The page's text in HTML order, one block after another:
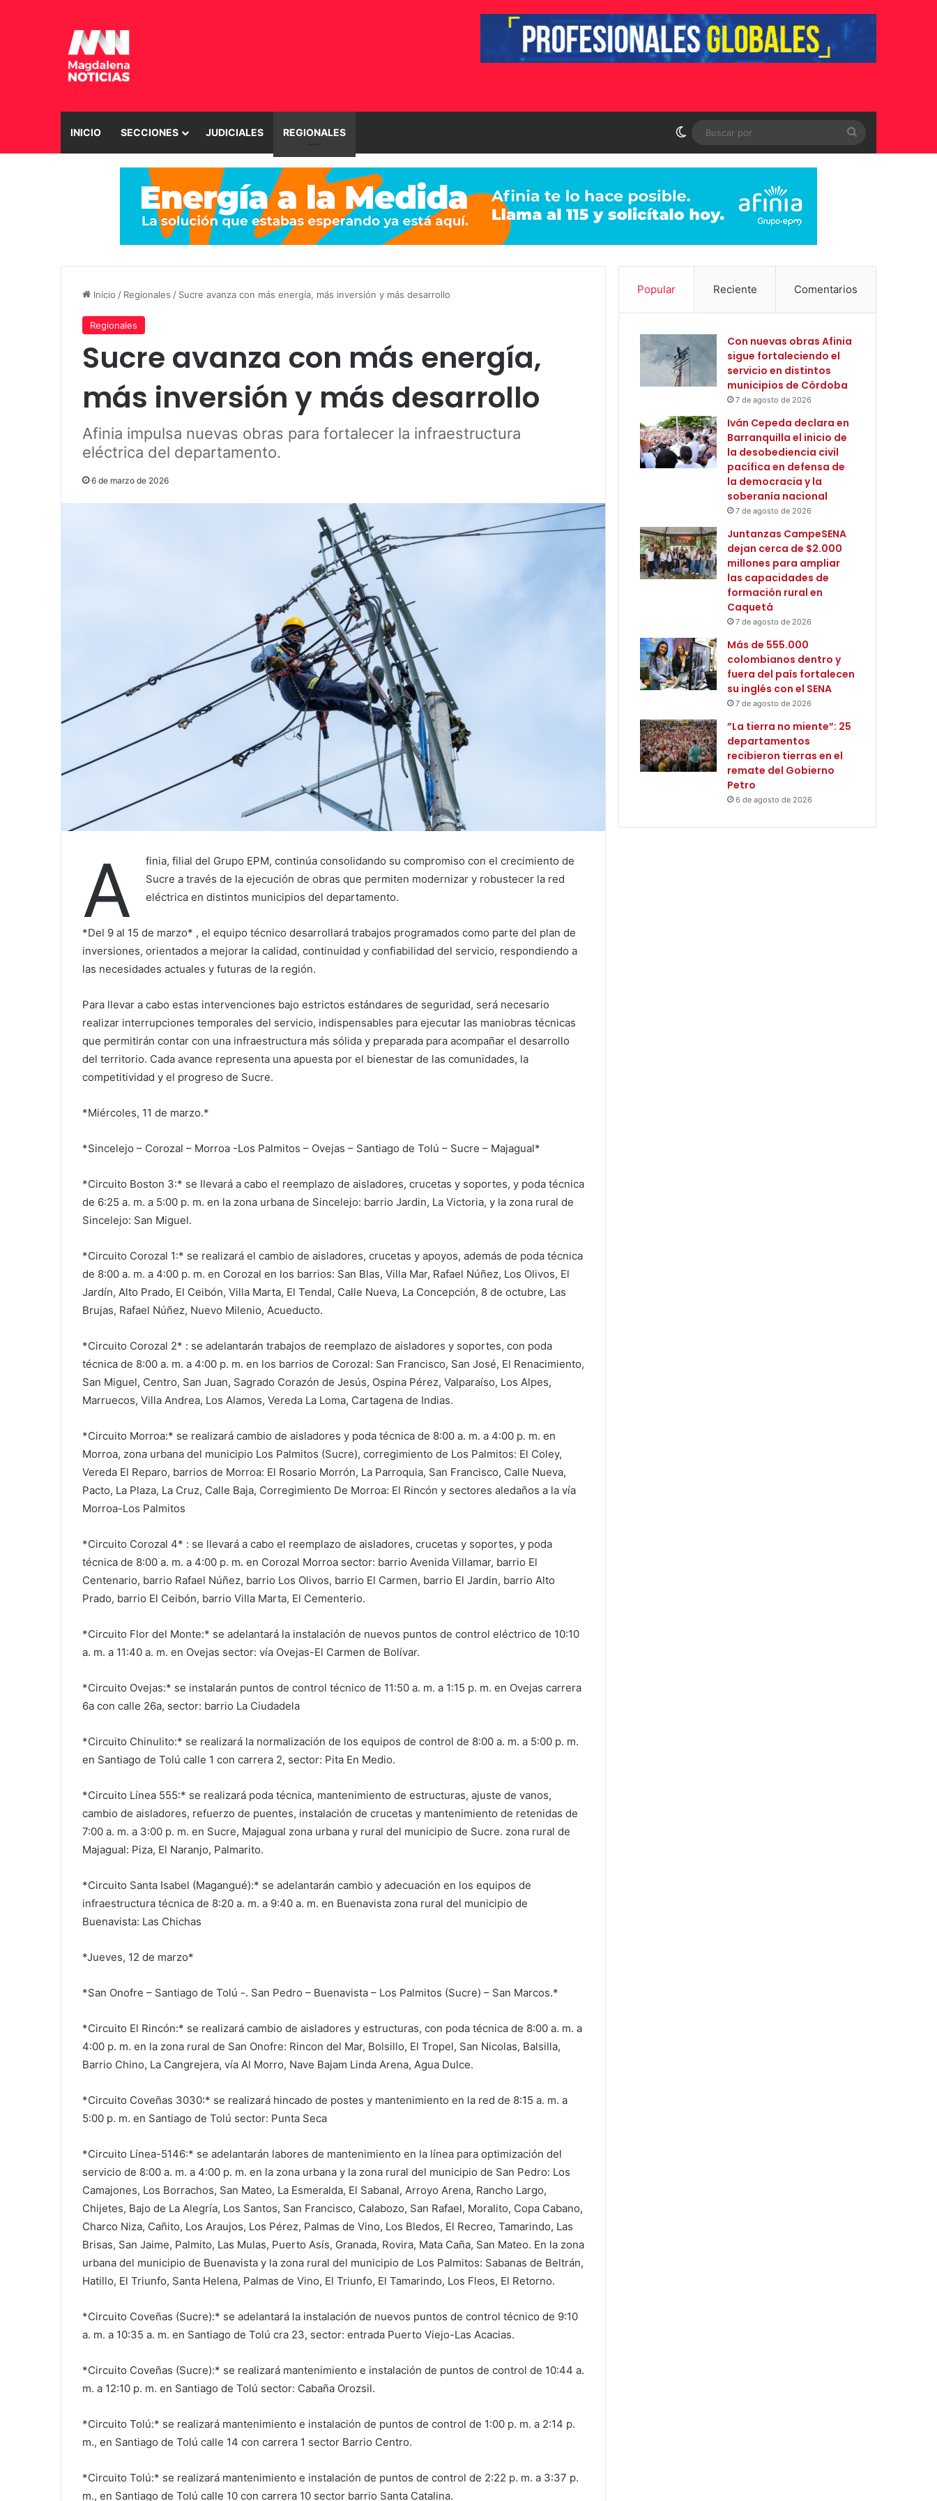
INICIO SECCIONES JUDICIALES REGIONALES Switch skin
por
Inicio / Regionales / Sucre avanza con más energía, más inversión y más desarrollo
Regionales
Sucre avanza con más energía,
más inversión y más desarrollo
Afinia impulsa nuevas obras para fortalecer la infraestructura
eléctrica del departamento.
6 de marzo de 2026
A
finia, filial del Grupo EPM, continúa consolidando su compromiso con el crecimiento de
Sucre a través de la ejecución de obras que permiten modernizar y robustecer la red
eléctrica en distintos municipios del departamento.
*Del 9 al 15 de marzo* , el equipo técnico desarrollará trabajos programados como parte del plan de
inversiones, orientados a mejorar la calidad, continuidad y confiabilidad del servicio, respondiendo a
las necesidades actuales y futuras de la región.
Para llevar a cabo estas intervenciones bajo estrictos estándares de seguridad, será necesario
realizar interrupciones temporales del servicio, indispensables para ejecutar las maniobras técnicas
que permitirán contar con una infraestructura más sólida y preparada para acompañar el desarrollo
del territorio. Cada avance representa una apuesta por el bienestar de las comunidades, la
competitividad y el progreso de Sucre.
*Miércoles, 11 de marzo.*
*Sincelejo – Corozal – Morroa -Los Palmitos – Ovejas – Santiago de Tolú – Sucre – Majagual*
*Circuito Boston 3:* se llevará a cabo el reemplazo de aisladores, crucetas y soportes, y poda técnica
de 6:25 a. m. a 5:00 p. m. en la zona urbana de Sincelejo: barrio Jardin, La Victoria, y la zona rural de
Sincelejo: San Miguel.
*Circuito Corozal 1:* se realizará el cambio de aisladores, crucetas y apoyos, además de poda técnica
de 8:00 a. m. a 4:00 p. m. en Corozal en los barrios: San Blas, Villa Mar, Rafael Núñez, Los Olivos, El
Jardín, Alto Prado, El Ceibón, Villa Marta, El Tendal, Calle Nueva, La Concepción, 8 de octubre, Las
Brujas, Rafael Núñez, Nuevo Milenio, Acueducto.
*Circuito Corozal 2* : se adelantarán trabajos de reemplazo de aisladores y soportes, con poda
técnica de 8:00 a. m. a 4:00 p. m. en los barrios de Corozal: San Francisco, San José, El Renacimiento,
San Miguel, Centro, San Juan, Sagrado Corazón de Jesús, Ospina Pérez, Valparaíso, Los Alpes,
Marruecos, Villa Andrea, Los Alamos, Vereda La Loma, Cartagena de Indias.
*Circuito Morroa:* se realizará cambio de aisladores y poda técnica de 8:00 a. m. a 4:00 p. m. en
Morroa, zona urbana del municipio Los Palmitos (Sucre), corregimiento de Los Palmitos: El Coley,
Vereda El Reparo, barrios de Morroa: El Rosario Morrón, La Parroquia, San Francisco, Calle Nueva,
Pacto, La Plaza, La Cruz, Calle Baja, Corregimiento De Morroa: El Rincón y sectores aledaños a la vía
Morroa-Los Palmitos
*Circuito Corozal 4* : se llevará a cabo el reemplazo de aisladores, crucetas y soportes, y poda
técnica de 8:00 a. m. a 4:00 p. m. en Corozal Morroa sector: barrio Avenida Villamar, barrio El
Centenario, barrio Rafael Núñez, barrio Los Olivos, barrio El Carmen, barrio El Jardin, barrio Alto
Prado, barrio El Ceibón, barrio Villa Marta, El Cementerio.
*Circuito Flor del Monte:* se adelantará la instalación de nuevos puntos de control eléctrico de 10:10
a. m. a 11:40 a. m. en Ovejas sector: vía Ovejas-El Carmen de Bolívar.
*Circuito Ovejas:* se instalarán puntos de control técnico de 11:50 a. m. a 1:15 p. m. en Ovejas carrera
6a con calle 26a, sector: barrio La Ciudadela
*Circuito Chinulito:* se realizará la normalización de los equipos de control de 8:00 a. m. a 5:00 p. m.
en Santiago de Tolú calle 1 con carrera 2, sector: Pita En Medio.
*Circuito Línea 555:* se realizará poda técnica, mantenimiento de estructuras, ajuste de vanos,
cambio de aisladores, refuerzo de puentes, instalación de crucetas y mantenimiento de retenidas de
7:00 a. m. a 3:00 p. m. en Sucre, Majagual zona urbana y rural del municipio de Sucre. zona rural de
Majagual: Piza, El Naranjo, Palmarito.
*Circuito Santa Isabel (Magangué):* se adelantarán cambio y adecuación en los equipos de
infraestructura técnica de 8:20 a. m. a 9:40 a. m. en Buenavista zona rural del municipio de
Buenavista: Las Chichas
*Jueves, 12 de marzo*
*San Onofre – Santiago de Tolú -. San Pedro – Buenavista – Los Palmitos (Sucre) – San Marcos.*
*Circuito El Rincón:* se realizará cambio de aisladores y estructuras, con poda técnica de 8:00 a. m. a
4:00 p. m. en la zona rural de San Onofre: Rincon del Mar, Bolsillo, El Tropel, San Nicolas, Balsilla,
Barrio Chino, La Cangrejera, vía Al Morro, Nave Bajam Linda Arena, Agua Dulce.
*Circuito Coveñas 3030:* se realizará hincado de postes y mantenimiento en la red de 8:15 a. m. a
5:00 p. m. en Santiago de Tolú sector: Punta Seca
*Circuito Línea-5146:* se adelantarán labores de mantenimiento en la línea para optimización del
servicio de 8:00 a. m. a 4:00 p. m. en la zona urbana y la zona rural del municipio de San Pedro: Los
Camajones, Los Borrachos, San Mateo, La Esmeralda, El Sabanal, Arroyo Arena, Rancho Largo,
Chijetes, Bajo de La Alegría, Los Santos, San Francisco, Calabozo, San Rafael, Moralito, Copa Cabano,
Charco Niza, Cañito, Los Araujos, Los Pérez, Palmas de Vino, Los Bledos, El Recreo, Tamarindo, Las
Brisas, San Jaime, Palmito, Las Mulas, Puerto Asís, Granada, Rovira, Mata Caña, San Mateo. En la zona
urbana del municipio de Buenavista y la zona rural del municipio de Los Palmitos: Sabanas de Beltrán,
Hatillo, El Triunfo, Santa Helena, Palmas de Vino, El Triunfo, El Tamarindo, Los Fleos, El Retorno.
*Circuito Coveñas (Sucre):* se adelantará la instalación de nuevos puntos de control técnico de 9:10
a. m. a 10:35 a. m. en Santiago de Tolú cra 23, sector: entrada Puerto Viejo-Las Acacias.
*Circuito Coveñas (Sucre):* se realizará mantenimiento e instalación de puntos de control de 10:44 a.
m. a 12:10 p. m. en Santiago de Tolú sector: Cabaña Orozsil.
*Circuito Tolú:* se realizará mantenimiento e instalación de puntos de control de 1:00 p. m. a 2:14 p.
m., en Santiago de Tolú calle 14 con carrera 1 sector Barrio Centro.
*Circuito Tolú:* se realizará mantenimiento e instalación de puntos de control de 2:22 p. m. a 3:37 p.
m., en Santiago de Tolú calle 10 con carrera 10 sector barrio Santa Catalina.
Popular Reciente Comentarios
Con nuevas obras Afinia
sigue fortaleciendo el
servicio en distintos
municipios de Córdoba
7 de agosto de 2026
Iván Cepeda declara en
Barranquilla el inicio de
la desobediencia civil
pacífica en defensa de
la democracia y la
soberanía nacional
7 de agosto de 2026
Juntanzas CampeSENA
dejan cerca de $2.000
millones para ampliar
las capacidades de
formación rural en
Caquetá
7 de agosto de 2026
Más de 555.000
colombianos dentro y
fuera del país fortalecen
su inglés con el SENA
7 de agosto de 2026
”La tierra no miente”: 25
departamentos
recibieron tierras en el
remate del Gobierno
Petro
6 de agosto de 2026